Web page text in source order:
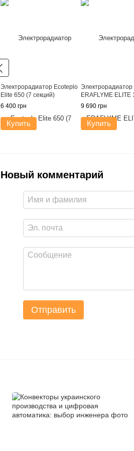
Электрорадиатор Ecoteplo
Elite 650 (7 секций)
6 400 грн
Купить
Электрорадиатор
ERAFLYME ELITE
9 690 грн
Купить
Новый комментарий
Отправить